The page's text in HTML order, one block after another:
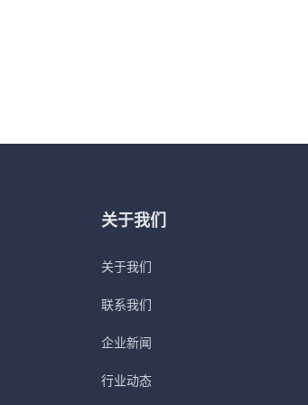
关于我们
关于我们
联系我们
企业新闻
行业动态